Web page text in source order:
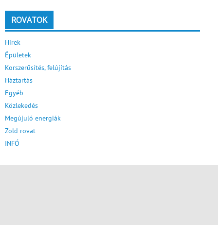
ROVATOK
Hírek
Épületek
Korszerűsítés, felújítás
Háztartás
Egyéb
Közlekedés
Megújuló energiák
Zöld rovat
INFÓ